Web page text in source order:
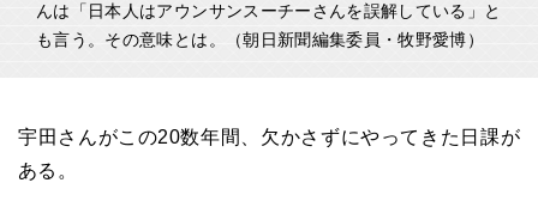
んは「日本人はアウンサンスーチーさんを誤解している」と
も言う。その意味とは。（朝日新聞編集委員・牧野愛博）
宇田さんがこの20数年間、欠かさずにやってきた日課が
ある。